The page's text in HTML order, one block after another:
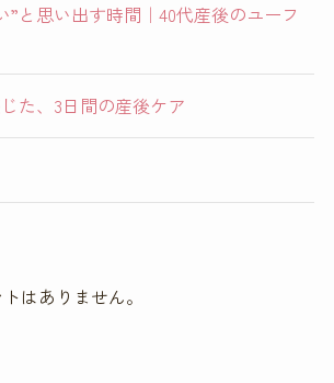
”と思い出す時間｜40代産後のユーフ
た、3日間の産後ケア
はありません。